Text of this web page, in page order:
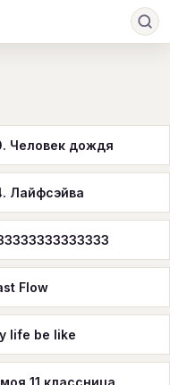
Ч Ш Э Ю
D E F G
M N
V W X
Человек дождя
Лайфсэйва
Flow
life be like
11 классница,